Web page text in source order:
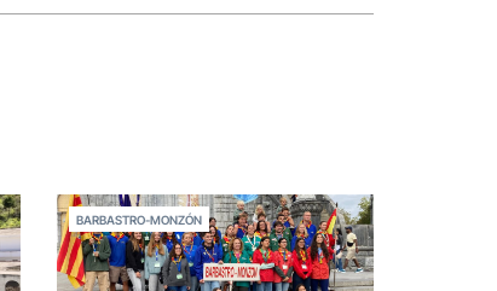
BARBASTRO-MONZÓN